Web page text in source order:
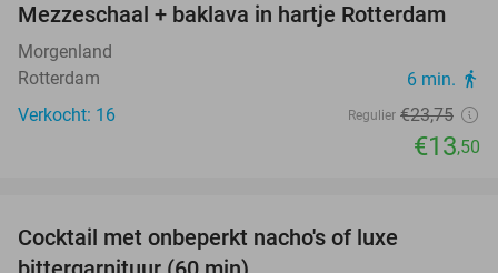
43%
Mezzeschaal + baklava in hartje Rotterdam
Morgenland
Rotterdam
6 min. directions_walk
Verkocht: 16 Regulier €23,75
€13,50
Cocktail met onbeperkt nacho's of luxe